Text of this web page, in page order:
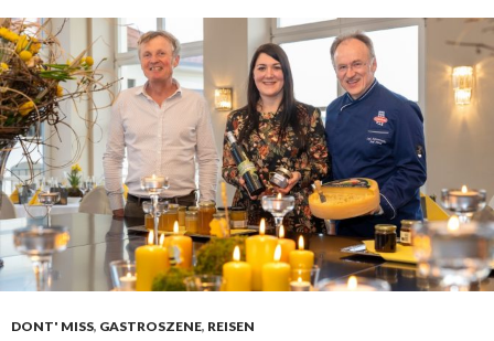
DONT' MISS, GASTROSZENE, REISEN